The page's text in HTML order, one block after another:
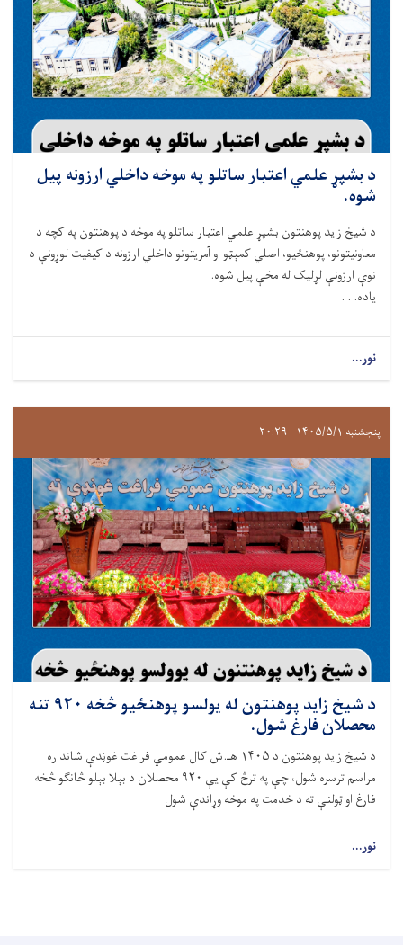
د بشپړ علمي اعتبار ساتلو په موخه داخلي ارزونه پیل
شوه.
د شيخ زايد پوهنتون بشپړ علمي اعتبار ساتلو په موخه د پوهنتون په کچه د
معاونيتونو، پوهنځیو، اصلي کمېټو او آمريتونو داخلي ارزونه د کيفيت لوړونې د
نوې ارزونې لړلیک له مخې پیل شوه.
ياده. . .
نور...
پنجشنبه ۱۴۰۵/۵/۱ - ۲۰:۲۹
د شيخ زايد پوهنتون له يولسو پوهنځيو څخه ۹۲۰ تنه
محصلان فارغ شول.
د شيخ زايد پوهنتون د ۱۴۰۵ هـ.ش کال عمومي فراغت غوڼدې شانداره
مراسم ترسره شول، چې په ترڅ کې یې ۹۲۰ محصلان د بېلا بېلو څانګو څخه
فارغ او ټولنې ته د خدمت په موخه وړاندې شول
نور...